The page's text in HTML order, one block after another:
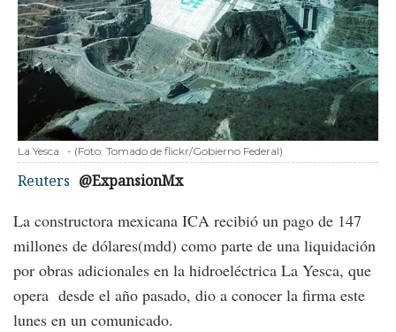
La Yesca - (Foto: Tomado de flickr/Gobierno Federal)
Reuters @ExpansionMx
La constructora mexicana ICA recibió un pago de 147
millones de dólares(mdd) como parte de una liquidación
por obras adicionales en la hidroeléctrica La Yesca, que
opera desde el año pasado, dio a conocer la firma este
lunes en un comunicado.